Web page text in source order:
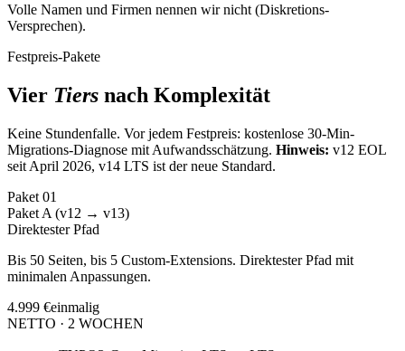
Volle Namen und Firmen nennen wir nicht (Diskretions-
Versprechen).
Festpreis-Pakete
Vier Tiers nach Komplexität
Keine Stundenfalle. Vor jedem Festpreis: kostenlose 30-Min-
Migrations-Diagnose mit Aufwandsschätzung. Hinweis: v12 EOL
seit April 2026, v14 LTS ist der neue Standard.
Paket 01
Paket A (v12 → v13)
Direktester Pfad
Bis 50 Seiten, bis 5 Custom-Extensions. Direktester Pfad mit
minimalen Anpassungen.
4.999 €einmalig
NETTO · 2 WOCHEN